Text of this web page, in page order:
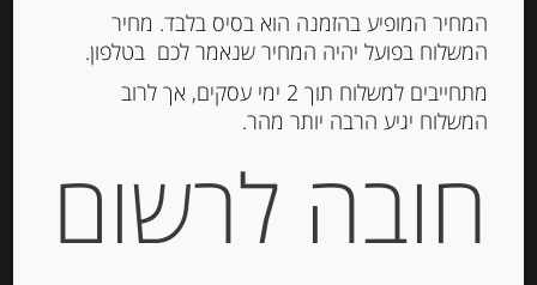
מק"ט:3523237782008
קטגוריות: גבינות ארוזות,גבינות רכות
תגיות: גבינת סנט מור, גבינת עזים
תיאור
גבינת עזים “סנט מוריץ סלקשיין”
המחיר המופיע בהזמנה הוא בסיס בלבד. מחיר
המשלוח בפועל יהיה המחיר שנאמר לכם בטלפון.
מתחייבים למשלוח תוך 2 ימי עסקים, אך לרוב
המשלוח יגיע הרבה יותר מהר.
חובה לרשום